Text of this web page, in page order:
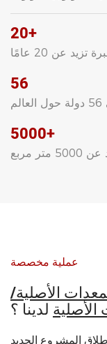
20+
تزيد عن 20 عامًا
56
5000+
مربع
عملية مخصصة
الأصلية/
لدينا ؟